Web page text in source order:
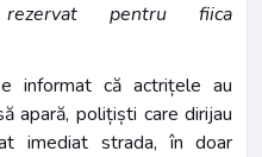
pentru fiica
informat că actrițele au
apară, polițiști care dirijau
imediat strada, în doar